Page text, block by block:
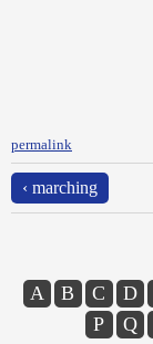
permalink
‹ marching
A B C D
P
Q